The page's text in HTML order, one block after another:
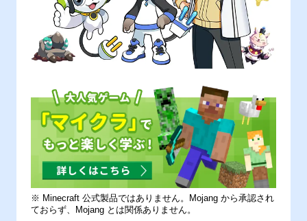
※ Minecraft 公式製品ではありません。Mojang から承認され
ておらず、Mojang とは関係ありません。